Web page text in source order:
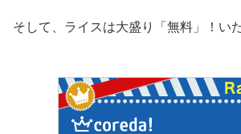
そして、ライスは大盛り「無料」！い